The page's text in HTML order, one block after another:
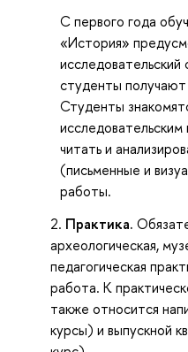
С первого года
«История»
студенты
Студенты
читать и
(письменные и
работы.
Практика.
археологическая,
педагогическая
работа. К
также относится
курсы) и выпускной